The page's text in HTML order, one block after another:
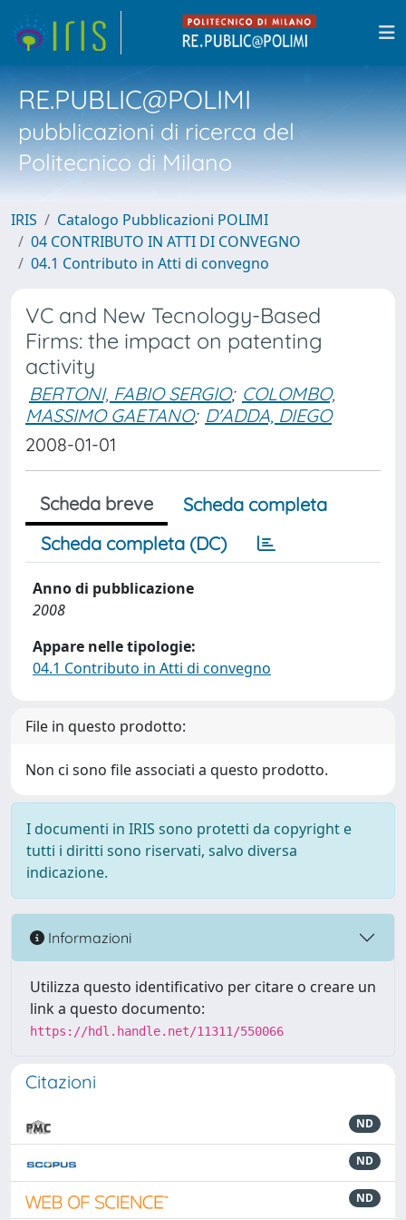
RE.PUBLIC@POLIMI
pubblicazioni di ricerca del
Politecnico di Milano
IRIS
Catalogo Pubblicazioni POLIMI
04 CONTRIBUTO IN ATTI DI CONVEGNO
04.1 Contributo in Atti di convegno
VC and New Tecnology-Based
Firms: the impact on patenting
activity
BERTONI, FABIO SERGIO; COLOMBO,
MASSIMO GAETANO; D'ADDA, DIEGO
2008-01-01
Scheda breve
Scheda completa
Scheda completa (DC)
Anno di pubblicazione
2008
Appare nelle tipologie:
04.1 Contributo in Atti di convegno
File in questo prodotto:
Non ci sono file associati a questo prodotto.
I documenti in IRIS sono protetti da copyright e
tutti i diritti sono riservati, salvo diversa
indicazione.
Informazioni
Utilizza questo identificativo per citare o creare un
link a questo documento:
https://hdl.handle.net/11311/550066
Citazioni
ND
ND
ND